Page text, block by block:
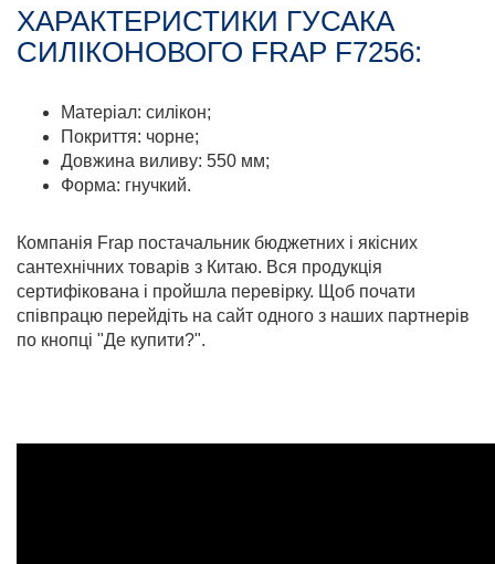
ХАРАКТЕРИСТИКИ ГУСАКА
СИЛІКОНОВОГО FRAP F7256:
Матеріал: силікон;
Покриття: чорне;
Довжина виливу: 550 мм;
Форма: гнучкий.
Компанія Frap постачальник бюджетних і якісних
сантехнічних товарів з Китаю. Вся продукція
сертифікована і пройшла перевірку. Щоб почати
співпрацю перейдіть на сайт одного з наших партнерів
по кнопці "Де купити?".